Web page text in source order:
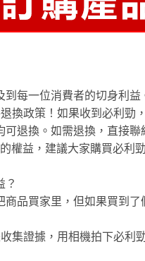
每一位消費者的切身利
換政策！如果收到必利勁
退換。如需退換，直接
權益，建議大家購買必利
？
品買家里，但如果買到
集證據，用相機拍下必利